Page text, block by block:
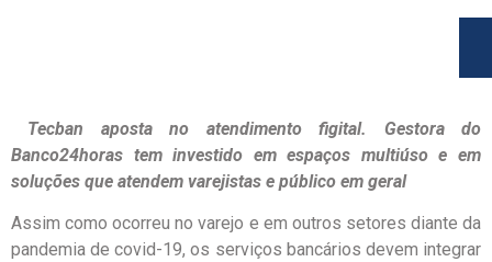
Tecban aposta no atendimento figital. Gestora do
Banco24horas tem investido em espaços multiúso e em
soluções que atendem varejistas e público em geral
Assim como ocorreu no varejo e em outros setores diante da
pandemia de covid-19, os serviços bancários devem integrar